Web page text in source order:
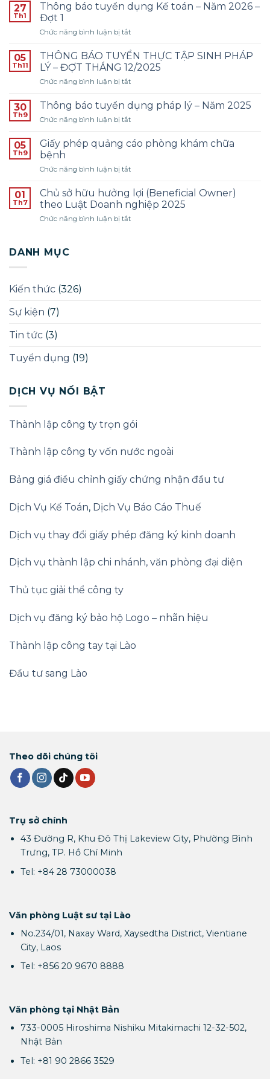
27
Th1
Thông báo tuyển dụng Kế toán – Năm 2026 –
Đợt 1
Chức năng bình luận bị tắtở
báo
tuyển
dụng
Kế
–
2026
Đợt
05
Th11
THÔNG BÁO TUYỂN THỰC TẬP SINH PHÁP
LÝ – ĐỢT THÁNG 12/2025
Chức năng bình luận bị tắtở
BÁO
TUYỂN
THỰC
SINH
–
THÁNG
12/2025
30
Th9
Thông báo tuyển dụng pháp lý – Năm 2025
Chức năng bình luận bị tắtở
báo
tuyển
pháp
–
Năm
2025
05
Th9
Giấy phép quảng cáo phòng khám chữa
bệnh
Chức năng bình luận bị tắtở
phép
quảng
cáo
phòng
01
Th7
Chủ sở hữu hưởng lợi (Beneficial Owner)
theo Luật Doanh nghiệp 2025
Chức năng bình luận bị tắtở
DANH MỤC
Kiến thức (326)
Sự kiện (7)
Tin tức (3)
Tuyển dụng (19)
DỊCH VỤ NỔI BẬT
Thành lập công ty trọn gói
Thành lập công ty vốn nước ngoài
Bảng giá điều chỉnh giấy chứng nhận đầu tư
Dịch Vụ Kế Toán, Dịch Vụ Báo Cáo Thuế
Dịch vụ thay đổi giấy phép đăng ký kinh doanh
Dịch vụ thành lập chi nhánh, văn phòng đại diện
Thủ tục giải thể công ty
Dịch vụ đăng ký bảo hộ Logo – nhãn hiệu
Thành lập công tay tại Lào
Đầu tư sang Lào
Theo dõi chúng tôi
Trụ sở chính
43 Đường R, Khu Đô Thị Lakeview City, Phường Bình
Trưng, TP. Hồ Chí Minh
Tel: +84 28 73000038
Văn phòng Luật sư tại Lào
No.234/01, Naxay Ward, Xaysedtha District, Vientiane
City, Laos
Tel: +856 20 9670 8888
Văn phòng tại Nhật Bản
733-0005 Hiroshima Nishiku Mitakimachi 12-32-502,
Nhật Bản
Tel: +81 90 2866 3529